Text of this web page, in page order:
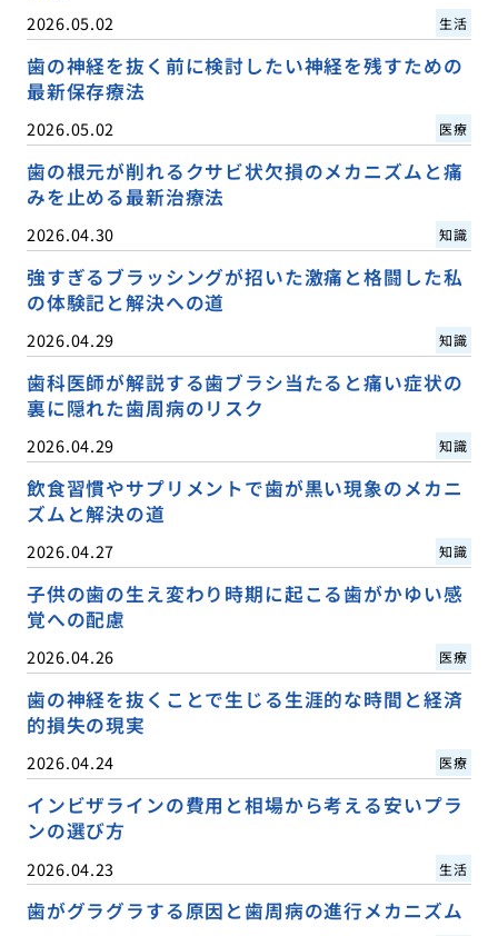
2026.05.02 生活
歯の神経を抜く前に検討したい神経を残すための
最新保存療法
2026.05.02 医療
歯の根元が削れるクサビ状欠損のメカニズムと痛
みを止める最新治療法
2026.04.30 知識
強すぎるブラッシングが招いた激痛と格闘した私
の体験記と解決への道
2026.04.29 知識
歯科医師が解説する歯ブラシ当たると痛い症状の
裏に隠れた歯周病のリスク
2026.04.29 知識
飲食習慣やサプリメントで歯が黒い現象のメカニ
ズムと解決の道
2026.04.27 知識
子供の歯の生え変わり時期に起こる歯がかゆい感
覚への配慮
2026.04.26 医療
歯の神経を抜くことで生じる生涯的な時間と経済
的損失の現実
2026.04.24 医療
インビザラインの費用と相場から考える安いプラ
ンの選び方
2026.04.23 生活
歯がグラグラする原因と歯周病の進行メカニズム